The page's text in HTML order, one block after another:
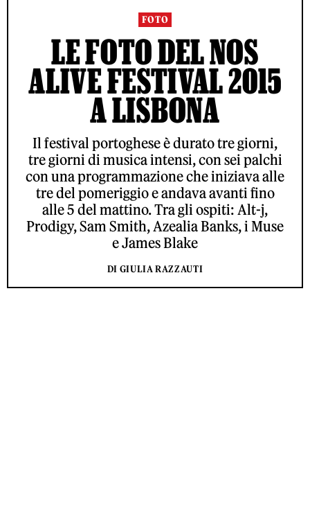
FOTO
LE FOTO DEL NOS
ALIVE FESTIVAL 2015
A LISBONA
Il festival portoghese è durato tre giorni,
tre giorni di musica intensi, con sei palchi
con una programmazione che iniziava alle
tre del pomeriggio e andava avanti fino
alle 5 del mattino. Tra gli ospiti: Alt-j,
Prodigy, Sam Smith, Azealia Banks, i Muse
e James Blake
DI GIULIA RAZZAUTI